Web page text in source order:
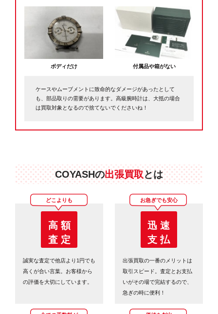
ボディだけ 付属品や箱がない
ケースやムーブメントに致命的なダメージがあったとして
も、部品取りの需要があります。高級腕時計は、大抵の場合
は買取対象となるので捨てないでくださいね！
COYASHの出張買取とは
どこよりも
高 額
査 定
誠実な査定で他店より1円でも
高くが合い言葉。お客様から
の評価を大切にしています。
お急ぎでも安心
迅 速
支 払
出張買取の一番のメリットは
取引スピード。査定とお支払
いがその場で完結するので、
急ぎの時に便利！